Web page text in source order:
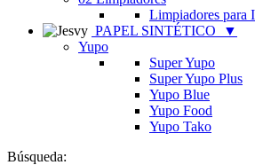
Limpiadores para
PAPEL SINTÉTICO
▼
Yupo
Super Yupo
Super Yupo Plus
Yupo Blue
Yupo Food
Yupo Tako
Búsqueda: